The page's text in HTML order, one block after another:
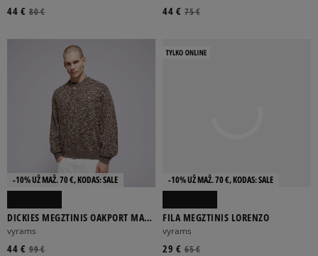
80 €
44 €
75 €
44 €
-10% UŽ MAŽ. 70 €, KODAS: SALE
DICKIES MEGZTINIS OAKPORT MARL
SWEATER
vyrams
99 €
44 €
-10% UŽ MAŽ. 70 €, KODAS: SALE
FILA MEGZTINIS LORENZO
vyrams
65 €
29 €